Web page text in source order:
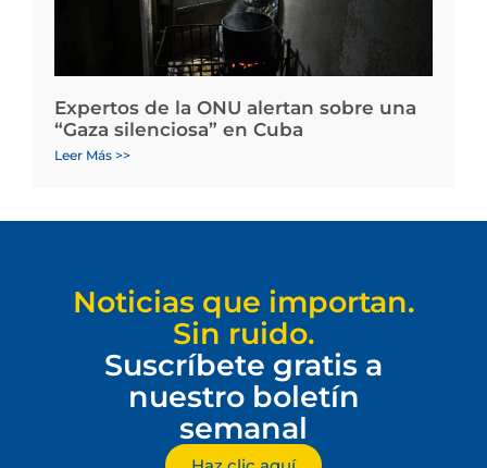
Expertos de la ONU alertan sobre una
“Gaza silenciosa” en Cuba
Leer Más >>
Noticias que importan.
Sin ruido.
Suscríbete gratis a
nuestro boletín
semanal